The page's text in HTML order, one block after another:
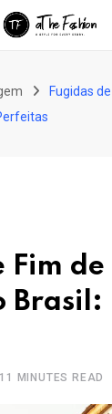
Fugidas
Fim
Brasil:
11 MINUTES READ